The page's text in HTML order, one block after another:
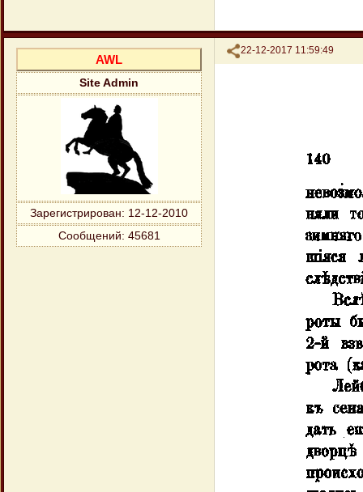
Поделиться
22-12-2017 11:59:49
AWL
Site Admin
Зарегистрирован: 12-12-2010
Сообщений: 45681